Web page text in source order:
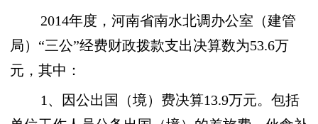
2014年度，河南省南水北调办公室（建管
局）“三公”经费财政拨款支出决算数为53.6万
元，其中：
1、因公出国（境）费决算13.9万元。包括